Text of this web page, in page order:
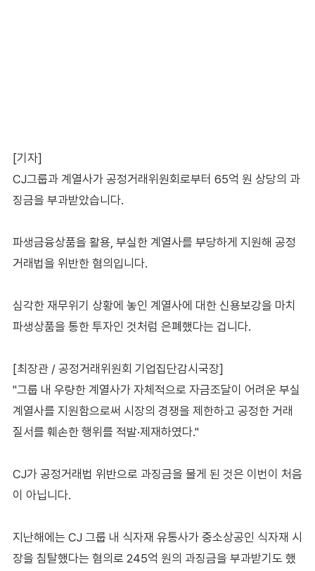
[기자]
CJ그룹과 계열사가 공정거래위원회로부터 65억 원 상당의 과
징금을 부과받았습니다.
파생금융상품을 활용, 부실한 계열사를 부당하게 지원해 공정
거래법을 위반한 혐의입니다.
심각한 재무위기 상황에 놓인 계열사에 대한 신용보강을 마치
파생상품을 통한 투자인 것처럼 은폐했다는 겁니다.
[최장관 / 공정거래위원회 기업집단감시국장]
"그룹 내 우량한 계열사가 자체적으로 자금조달이 어려운 부실
계열사를 지원함으로써 시장의 경쟁을 제한하고 공정한 거래
질서를 훼손한 행위를 적발·제재하였다."
CJ가 공정거래법 위반으로 과징금을 물게 된 것은 이번이 처음
이 아닙니다.
지난해에는 CJ 그룹 내 식자재 유통사가 중소상공인 식자재 시
장을 침탈했다는 혐의로 245억 원의 과징금을 부과받기도 했